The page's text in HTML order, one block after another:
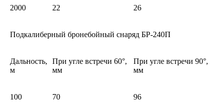
2000 22 26
Подкалиберный бронебойный снаряд БР-240П
Дальность,
м
При угле встречи 60°,
мм
При угле встречи 90°,
мм
100 70 96